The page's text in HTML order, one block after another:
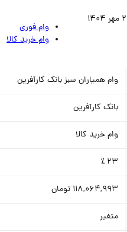
وام فوری
وام خرید کالا
وام همیاران سبز بانک کارآفرین
بانک کارآفرین
وام خرید کالا
118,064,993تومان
متغیر